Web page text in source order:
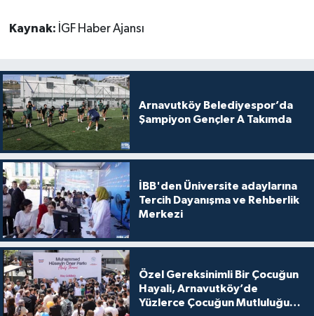
Kaynak: İGF Haber Ajansı
Arnavutköy Belediyespor’da
Şampiyon Gençler A Takımda
İBB'den Üniversite adaylarına
Tercih Dayanışma ve Rehberlik
Merkezi
Özel Gereksinimli Bir Çocuğun
Hayali, Arnavutköy’de
Yüzlerce Çocuğun Mutluluğu